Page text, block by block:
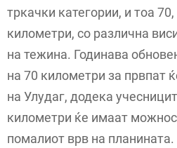
тркачки категории, и тоа
километри, со различна
на тежина. Годинава
на 70 километри за првпат
на Улудаг, додека
километри ќе имаат
помалиот врв на